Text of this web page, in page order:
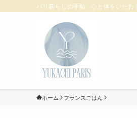
パリ暮らしの手帖 - 心と体をいたわ
ホーム フランスごはん